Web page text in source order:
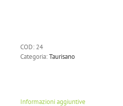
COD: 24
Categoria:Taurisano
Informazioni aggiuntive